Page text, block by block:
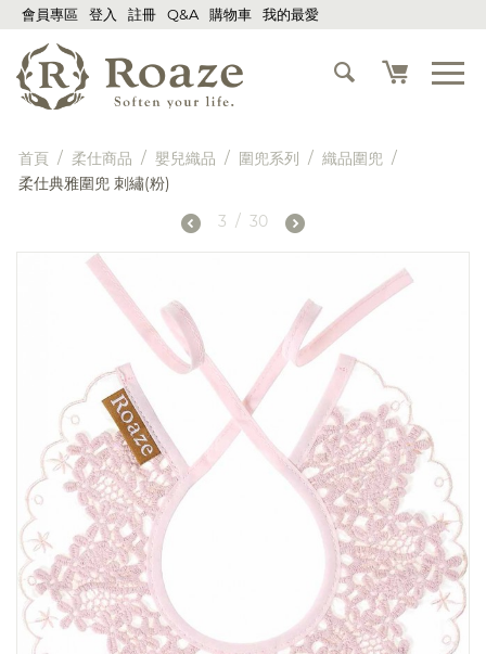
會員專區 登入 註冊 Q&A 購物車 我的最愛
首頁 / 柔仕商品 / 嬰兒織品 / 圍兜系列 / 織品圍兜 /
柔仕典雅圍兜 刺繡(粉)
3 / 30